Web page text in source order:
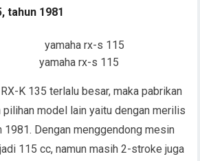
tahun 1981
yamaha rx-s 115
K 135 terlalu besar, maka pabrikan
pilihan model lain yaitu dengan merilis
1981. Dengan menggendong mesin
115 cc, namun masih 2-stroke juga